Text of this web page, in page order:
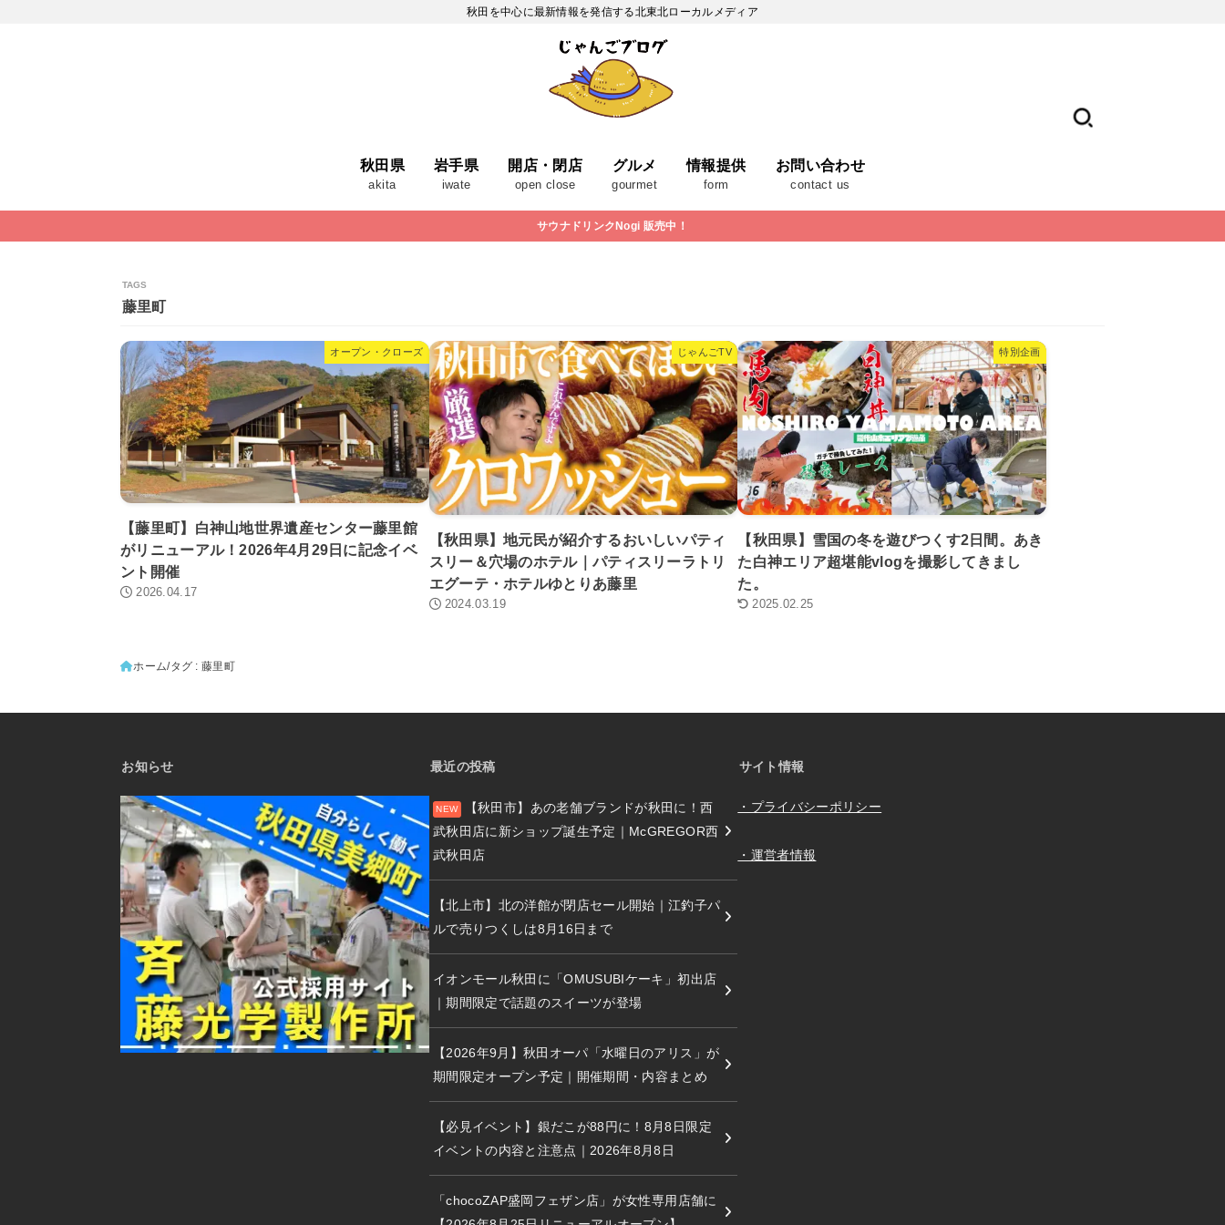
秋田を中心に最新情報を発信する北東北ローカルメディア
秋田県
akita
岩手県
iwate
開店・閉店
open close
グルメ
gourmet
情報提供
form
お問い合わせ
contact us
サウナドリンクNogi 販売中！
藤里町
オープン・クローズ
【藤里町】白神山地世界遺産センター藤里館
がリニューアル！2026年4月29日に記念イベ
ント開催
2026.04.17
じゃんごTV
【秋田県】地元民が紹介するおいしいパティ
スリー＆穴場のホテル｜パティスリーラトリ
エグーテ・ホテルゆとりあ藤里
2024.03.19
特別企画
【秋田県】雪国の冬を遊びつくす2日間。あき
た白神エリア超堪能vlogを撮影してきまし
た。
2025.02.25
ホーム タグ : 藤里町
お知らせ 最近の投稿
【秋田市】あの老舗ブランドが秋田に！西
武秋田店に新ショップ誕生予定｜McGREGOR西
武秋田店
【北上市】北の洋館が閉店セール開始｜江釣子パ
ルで売りつくしは8月16日まで
イオンモール秋田に「OMUSUBIケーキ」初出店
｜期間限定で話題のスイーツが登場
【2026年9月】秋田オーパ「水曜日のアリス」が
期間限定オープン予定｜開催期間・内容まとめ
【必見イベント】銀だこが88円に！8月8日限定
イベントの内容と注意点｜2026年8月8日
「chocoZAP盛岡フェザン店」が女性専用店舗に
サイト情報
・プライバシーポリシー
・運営者情報